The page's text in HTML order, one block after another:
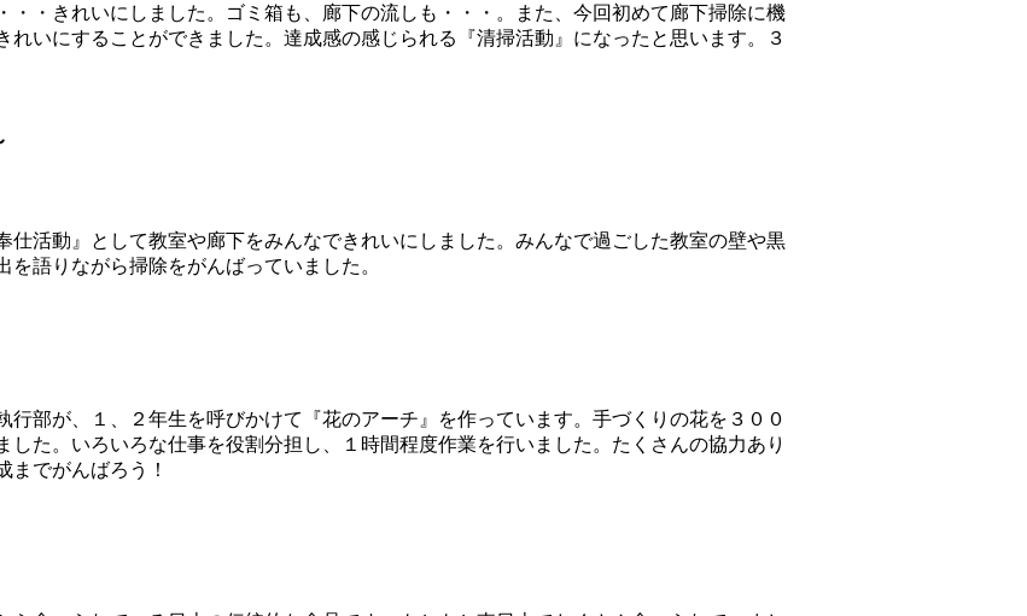
・きれいにしました。ゴミ箱も、廊下の流しも・・・。また、今回初めて廊下掃除に機
いにすることができました。達成感の感じられる『清掃活動』になったと思います。３
活動』として教室や廊下をみんなできれいにしました。みんなで過ごした教室の壁や黒
語りながら掃除をがんばっていました。
部が、１、２年生を呼びかけて『花のアーチ』を作っています。手づくりの花を３００
た。いろいろな仕事を役割分担し、１時間程度作業を行いました。たくさんの協力あり
までがんばろう！